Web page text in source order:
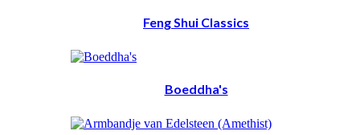
Feng Shui Classics
Boeddha's